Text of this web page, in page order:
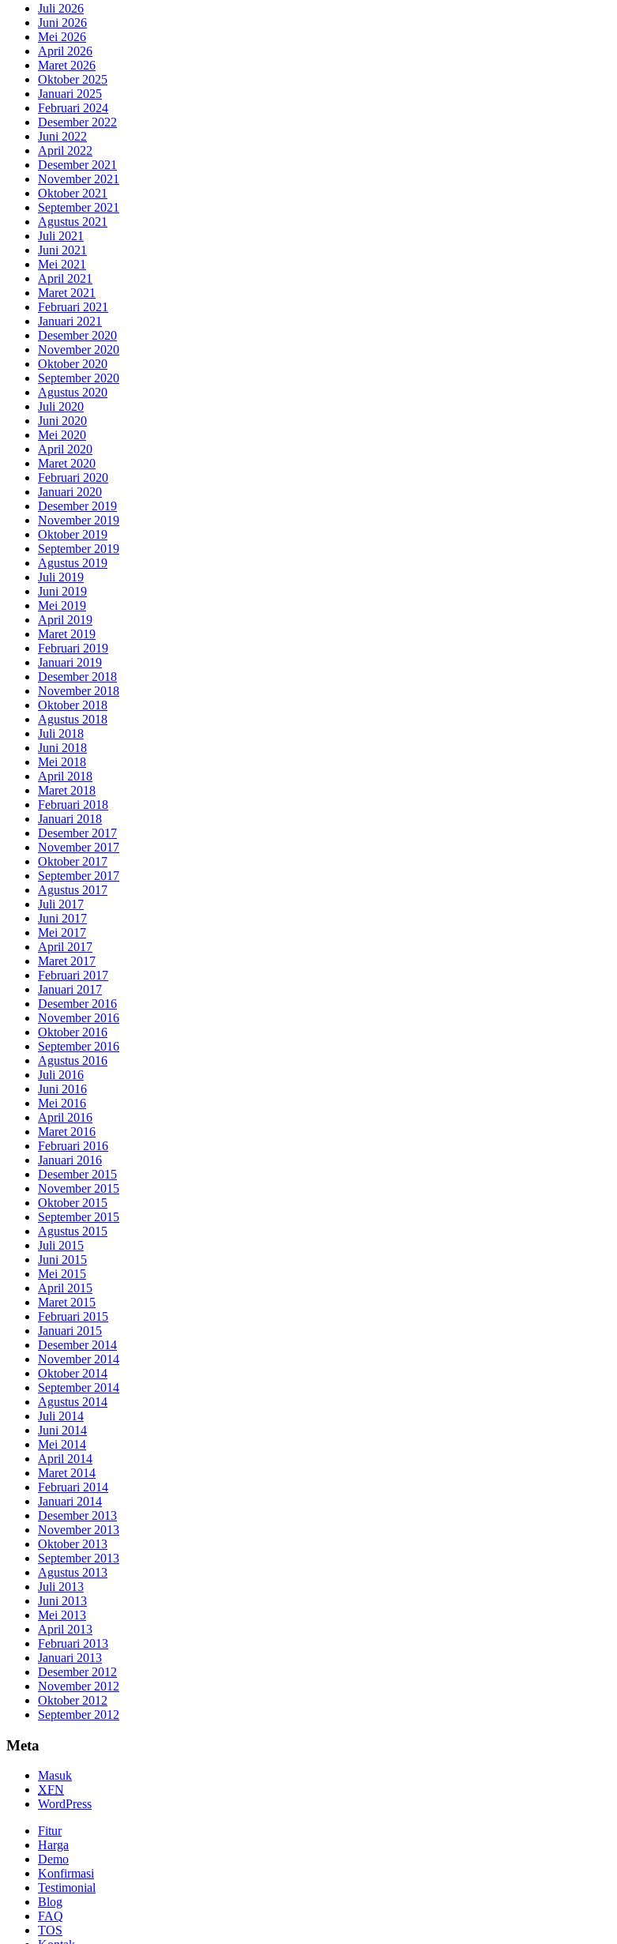
Juli 2026
Juni 2026
Mei 2026
April 2026
Maret 2026
Oktober 2025
Januari 2025
Februari 2024
Desember 2022
Juni 2022
April 2022
Desember 2021
November 2021
Oktober 2021
September 2021
Agustus 2021
Juli 2021
Juni 2021
Mei 2021
April 2021
Maret 2021
Februari 2021
Januari 2021
Desember 2020
November 2020
Oktober 2020
September 2020
Agustus 2020
Juli 2020
Juni 2020
Mei 2020
April 2020
Maret 2020
Februari 2020
Januari 2020
Desember 2019
November 2019
Oktober 2019
September 2019
Agustus 2019
Juli 2019
Juni 2019
Mei 2019
April 2019
Maret 2019
Februari 2019
Januari 2019
Desember 2018
November 2018
Oktober 2018
Agustus 2018
Juli 2018
Juni 2018
Mei 2018
April 2018
Maret 2018
Februari 2018
Januari 2018
Desember 2017
November 2017
Oktober 2017
September 2017
Agustus 2017
Juli 2017
Juni 2017
Mei 2017
April 2017
Maret 2017
Februari 2017
Januari 2017
Desember 2016
November 2016
Oktober 2016
September 2016
Agustus 2016
Juli 2016
Juni 2016
Mei 2016
April 2016
Maret 2016
Februari 2016
Januari 2016
Desember 2015
November 2015
Oktober 2015
September 2015
Agustus 2015
Juli 2015
Juni 2015
Mei 2015
April 2015
Maret 2015
Februari 2015
Januari 2015
Desember 2014
November 2014
Oktober 2014
September 2014
Agustus 2014
Juli 2014
Juni 2014
Mei 2014
April 2014
Maret 2014
Februari 2014
Januari 2014
Desember 2013
November 2013
Oktober 2013
September 2013
Agustus 2013
Juli 2013
Juni 2013
Mei 2013
April 2013
Februari 2013
Januari 2013
Desember 2012
November 2012
Oktober 2012
September 2012
Meta
Masuk
XFN
WordPress
Fitur
Harga
Demo
Konfirmasi
Testimonial
Blog
FAQ
TOS